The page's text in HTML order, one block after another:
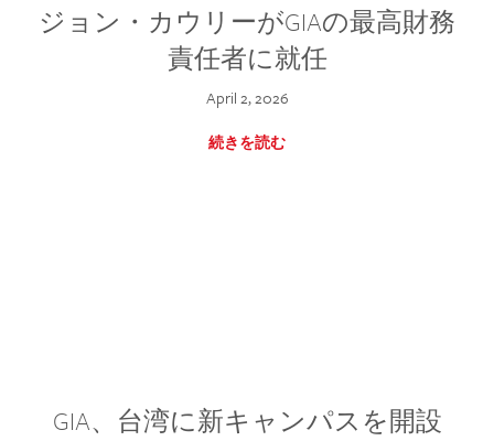
ジョン・カウリーがGIAの最高財務
責任者に就任
April 2, 2026
続きを読む
GIA、台湾に新キャンパスを開設